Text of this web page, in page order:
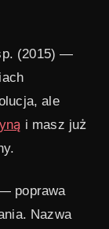
(2015) —
ale
i masz już
poprawa
Nazwa